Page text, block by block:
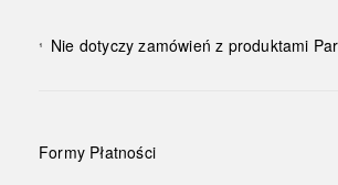
¹ Nie dotyczy zamówień z produktami
Formy Płatności